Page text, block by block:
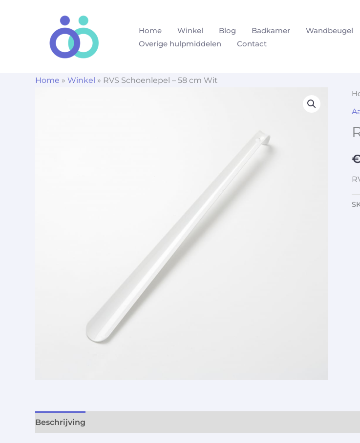
Home Winkel Blog Badkamer Wandbeugel
Overige hulpmiddelen
Contact
Home » Winkel » RVS Schoenlepel – 58 cm Wit
Beschrijving